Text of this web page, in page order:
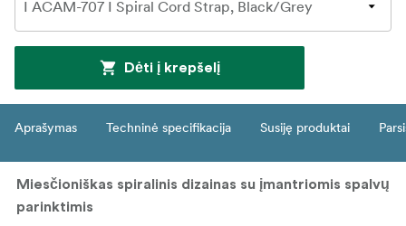
Dėti į krepšelį
Aprašymas Techninė specifikacija Susiję produktai
Miesčioniškas spiralinis dizainas su įmantriomis spalvų
parinktimis